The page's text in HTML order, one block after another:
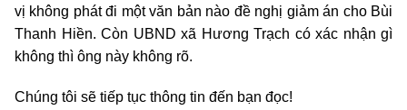
vị không phát đi một văn bản nào đề nghị giảm án cho Bùi
Thanh Hiền. Còn UBND xã Hương Trạch có xác nhận gì
không thì ông này không rõ.
Chúng tôi sẽ tiếp tục thông tin đến bạn đọc!